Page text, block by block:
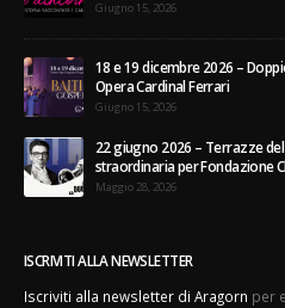
Giugno 15, 2026
18 e 19 dicembre 2026 –
Opera Cardinal Ferrari
Giugno 15, 2026
22 giugno 2026 – Terrazze
straordinaria per Fondazione
Maggio 28, 2026
ISCRIVITI ALLA NEWSLETTER
Iscriviti alla newsletter di Aragorn per